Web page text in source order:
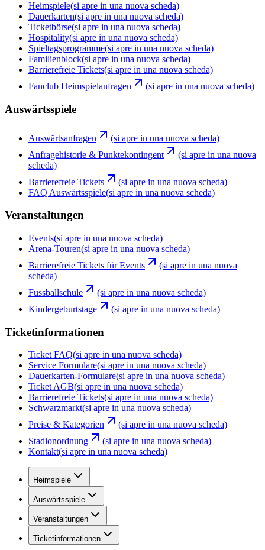
Heimspiele(si apre in una nuova scheda)
Dauerkarten(si apre in una nuova scheda)
Ticketbörse(si apre in una nuova scheda)
Hospitality(si apre in una nuova scheda)
Spieltagsprogramme(si apre in una nuova scheda)
Familienblock(si apre in una nuova scheda)
Barrierefreie Tickets(si apre in una nuova scheda)
Fanclub Heimspielanfragen
(si apre in una nuova scheda)
Auswärtsspiele
Auswärtsanfragen
(si apre in una nuova scheda)
Anfragehistorie & Punktekontingent
(si apre in una nuova
scheda)
Barrierefreie Tickets
(si apre in una nuova scheda)
FAQ Auswärtsspiele(si apre in una nuova scheda)
Veranstaltungen
Events(si apre in una nuova scheda)
Arena-Touren(si apre in una nuova scheda)
Barrierefreie Tickets für Events
(si apre in una nuova
scheda)
Fussballschule
(si apre in una nuova scheda)
Kindergeburtstage
(si apre in una nuova scheda)
Ticketinformationen
Ticket FAQ(si apre in una nuova scheda)
Service Formulare(si apre in una nuova scheda)
Dauerkarten-Formulare(si apre in una nuova scheda)
Ticket AGB(si apre in una nuova scheda)
Barrierefreie Tickets(si apre in una nuova scheda)
Schwarzmarkt(si apre in una nuova scheda)
Preise & Kategorien
(si apre in una nuova scheda)
Stadionordnung
(si apre in una nuova scheda)
Kontakt(si apre in una nuova scheda)
Heimspiele
Auswärtsspiele
Veranstaltungen
Ticketinformationen